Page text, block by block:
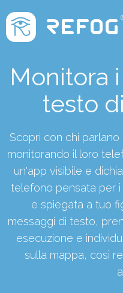
Monitora
testo
Scopri con chi
monitorando il loro
un'app visibile e
telefono pensata per i
e spiegata a tuo
messaggi di testo,
esecuzione e
sulla mappa, così